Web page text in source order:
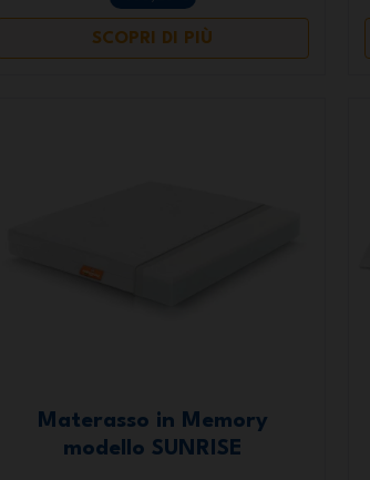
SCOPRI DI PIÙ
Materasso in Memory
modello SUNRISE